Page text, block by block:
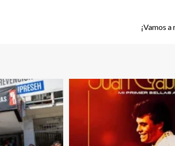
¡Vamos